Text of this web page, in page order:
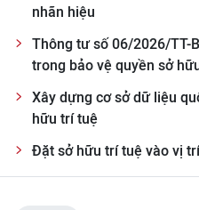
Media Pháp luật
Media Du lịch
Media Thế giới
Media Giáo dục
nhãn hiệu
Thông tư số 06/2026/TT-
trong bảo vệ quyền sở
Xây dựng cơ sở dữ liệu
hữu trí tuệ
Ðặt sở hữu trí tuệ vào vị